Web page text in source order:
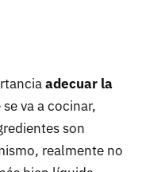
adecuar la
va a cocinar,
son
realmente no